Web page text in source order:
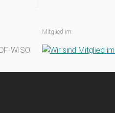
Mitglied im: